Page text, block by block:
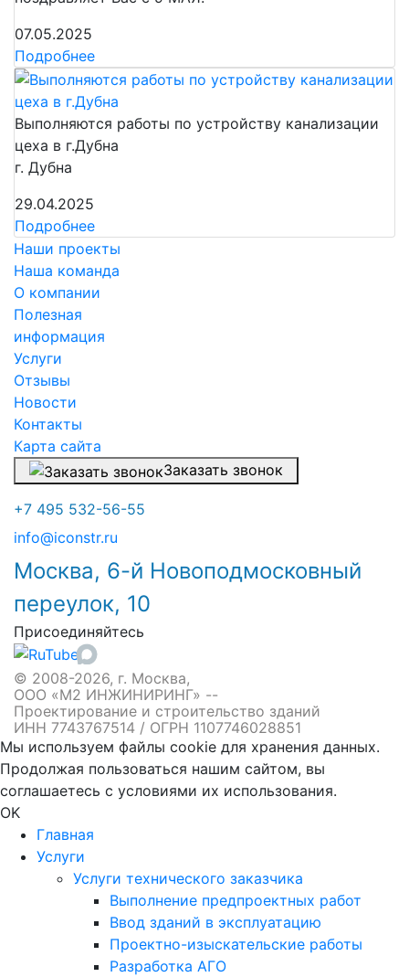
07.05.2025
Подробнее
Выполняются работы по устройству канализации
цеха в г.Дубна
г. Дубна
29.04.2025
Подробнее
Наши проекты
Наша команда
О компании
Полезная
информация
Услуги
Отзывы
Новости
Контакты
Карта сайта
Заказать звонок
+7 495 532-56-55
info@iconstr.ru
Москва, 6-й Новоподмосковный
переулок, 10
Присоединяйтесь
© 2008-2026, г. Москва,
ООО «М2 ИНЖИНИРИНГ» --
Проектирование и строительство зданий
ИНН 7743767514 / ОГРН 1107746028851
Мы используем файлы cookie для хранения данных.
Продолжая пользоваться нашим сайтом, вы
соглашаетесь с условиями их использования.
OK
Главная
Услуги
Услуги технического заказчика
Выполнение предпроектных работ
Ввод зданий в эксплуатацию
Проектно-изыскательские работы
Разработка АГО